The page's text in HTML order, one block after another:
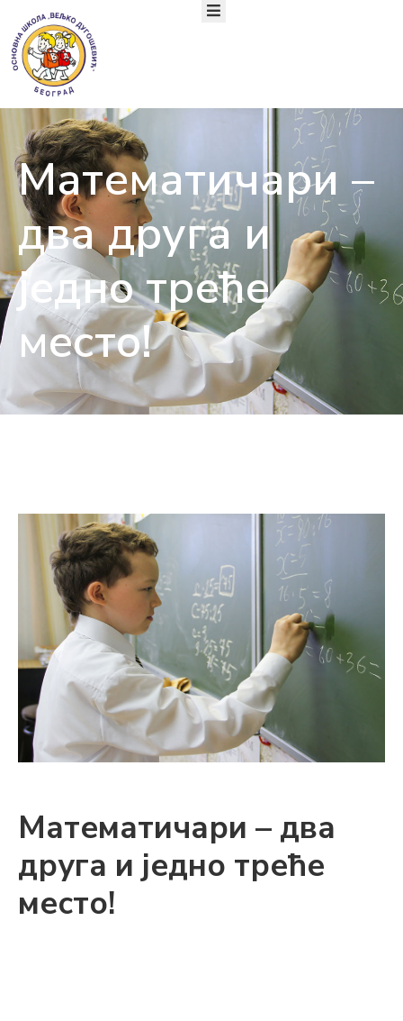
ПОЧЕТНА
НАМА
ОРГАНИЗАЦИЈА
РАДА
УЧЕНИЦИ
РОДИТЕЉИ
АКТУЕЛНОСТИ
ТАКМИЧЕЊА
ДОКУМЕНТА
КОНТАКТ
Математичари –
два друга и
једно треће
место!
Математичари – два
друга и једно треће
место!